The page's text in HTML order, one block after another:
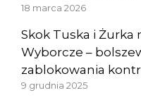
18 marca 2026
Skok Tuska i
Wyborcze –
zablokowania
9 grudnia 2025